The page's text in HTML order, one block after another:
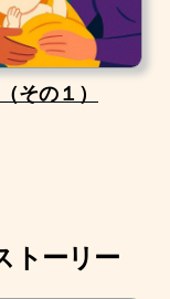
その１）
トーリー